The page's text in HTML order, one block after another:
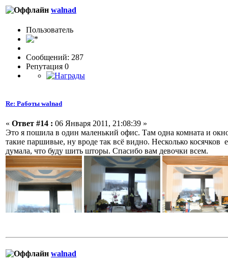
walnad
Пользовaтeль
Сообщений: 287
Репутация 0
Re: Работы walnad
« Ответ #14 : 06 Января 2011, 21:08:39 »
Это я пошила в один маленький офис. Там одна комната и
такие паршивые, ну вроде так всё видно. Несколько
думала, что буду шить шторы. Спасибо вам девочки всем.
walnad